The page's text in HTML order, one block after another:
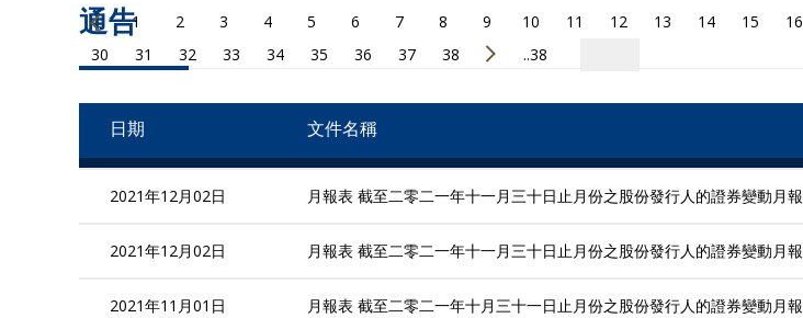
通告
1 2 3 4 5 6 7 8 9 10 11 12 13 14 15 16
30
31 32 33 34 35 36 37 38 ..38
日期 文件名稱
2021年12月02日 月報表 截至二零二一年十一月三十日止月份之股份發行人的證券變動月
2021年12月02日 月報表 截至二零二一年十一月三十日止月份之股份發行人的證券變動月
2021年11月01日 月報表 截至二零二一年十月三十一日止月份之股份發行人的證券變動月